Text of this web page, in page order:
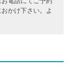
おかけ下さい。よ